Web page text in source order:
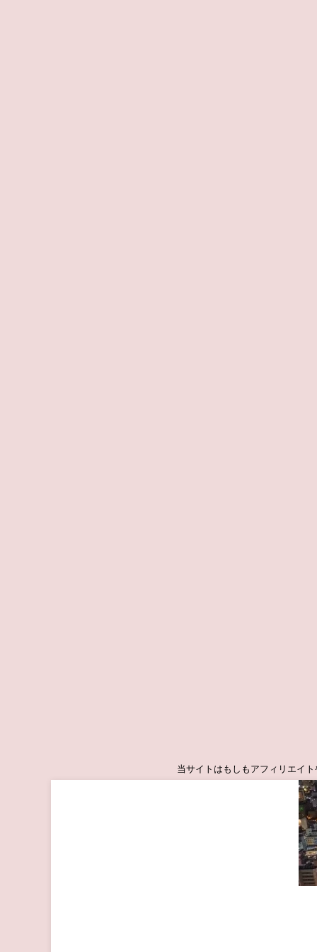
当サイトはもしもアフィリエイ